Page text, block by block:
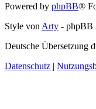
Powered by phpBB®
Style von Arty - phpBB
Deutsche Übersetzung
Datenschutz |